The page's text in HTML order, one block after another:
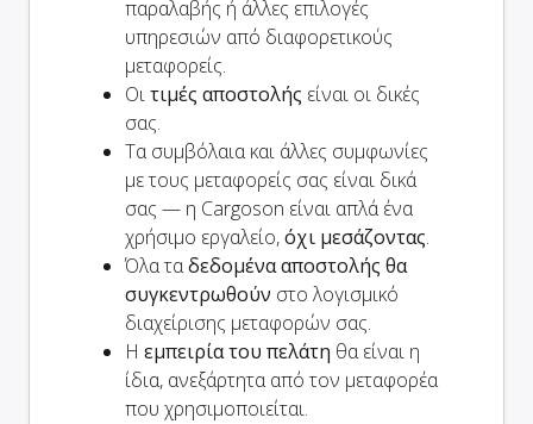
παραλαβής ή άλλες επιλογές
υπηρεσιών από διαφορετικούς
μεταφορείς.
Οιτιμές αποστολής είναι οι δικές
σας.
Τα συμβόλαια και άλλες συμφωνίες
με τους μεταφορείς σας είναι δικά
σας — η Cargoson είναι απλά ένα
χρήσιμο εργαλείο,όχι μεσάζοντας.
Όλα ταδεδομένα αποστολής θα
συγκεντρωθούν στο λογισμικό
διαχείρισης μεταφορών σας.
Η εμπειρία του πελάτη θα είναι η
ίδια, ανεξάρτητα από τον μεταφορέα
που χρησιμοποιείται.